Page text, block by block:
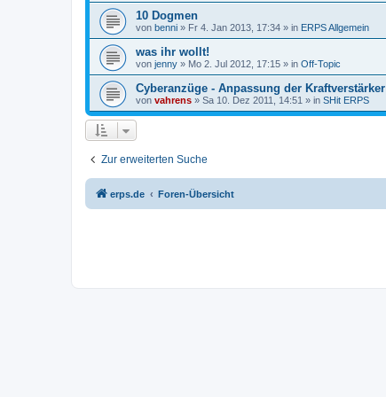
10 Dogmen
von benni » Fr 4. Jan 2013, 17:34 » in ERPS Allgemein
was ihr wollt!
von jenny » Mo 2. Jul 2012, 17:15 » in Off-Topic
Cyberanzüge - Anpassung der Kraftverstärker
von vahrens » Sa 10. Dez 2011, 14:51 » in SHit ERPS
Zur erweiterten Suche
erps.de Foren-Übersicht